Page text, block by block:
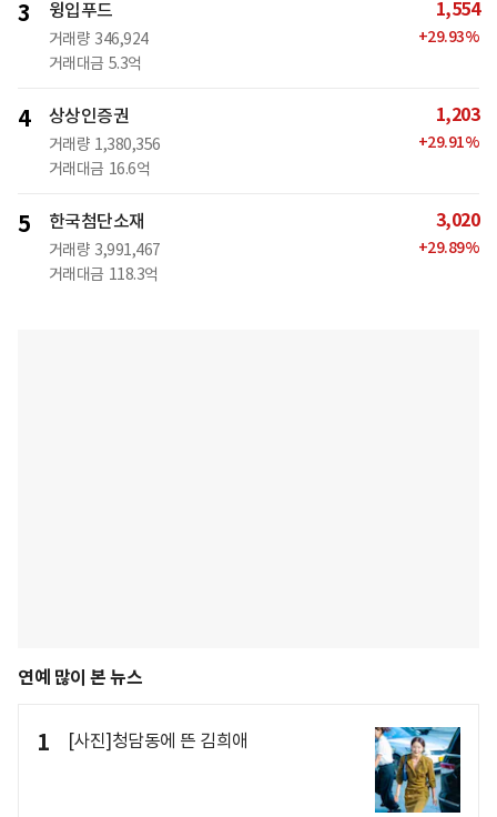
3 윙입푸드
거래량 346,924
거래대금 5.3억
1,554
+29.93%
4 상상인증권
거래량 1,380,356
거래대금 16.6억
1,203
+29.91%
5 한국첨단소재
거래량 3,991,467
거래대금 118.3억
3,020
+29.89%
연예 많이 본 뉴스
1 [사진]청담동에 뜬 김희애